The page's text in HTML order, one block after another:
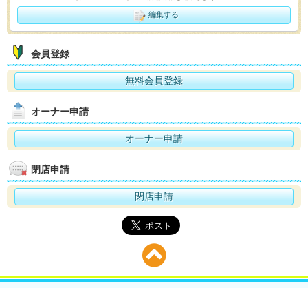
編集する
会員登録
無料会員登録
オーナー申請
オーナー申請
閉店申請
閉店申請